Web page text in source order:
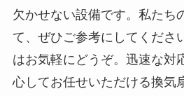
欠かせない設備です。私たち
て、ぜひご参考にしてくださ
はお気軽にどうぞ。迅速な対
心してお任せいただける換気